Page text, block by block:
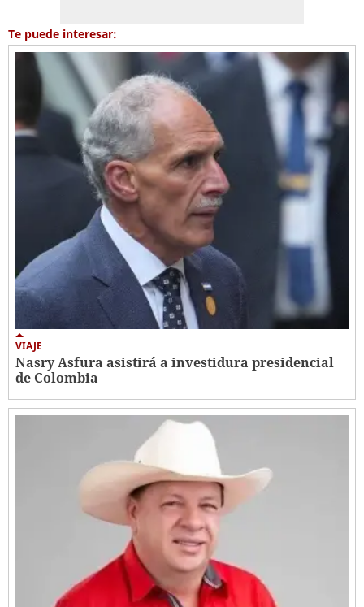
Te puede interesar:
VIAJE
Nasry Asfura asistirá a investidura presidencial
de Colombia